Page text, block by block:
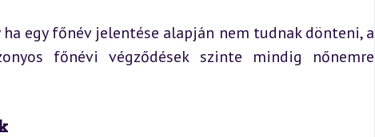
egy főnév jelentése alapján nem tudnak dönteni, a
főnévi végződések szinte mindig nőnemre